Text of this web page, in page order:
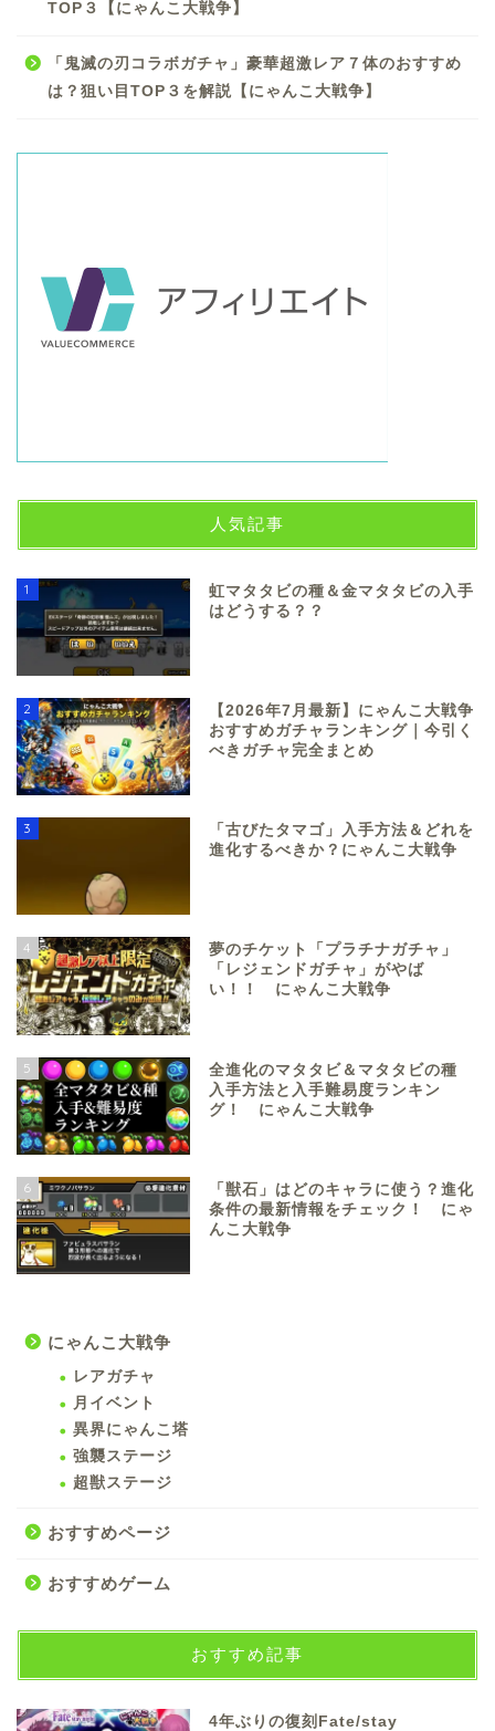
TOP３【にゃんこ大戦争】
「鬼滅の刃コラボガチャ」豪華超激レア７体のおすすめ
は？狙い目TOP３を解説【にゃんこ大戦争】
人気記事
1
虹マタタビの種＆金マタタビの入手
はどうする？？
2
【2026年7月最新】にゃんこ大戦争
おすすめガチャランキング｜今引く
べきガチャ完全まとめ
3
「古びたタマゴ」入手方法＆どれを
進化するべきか？にゃんこ大戦争
4
夢のチケット「プラチナガチャ」
「レジェンドガチャ」がやば
い！！ にゃんこ大戦争
5
全進化のマタタビ＆マタタビの種
入手方法と入手難易度ランキン
グ！ にゃんこ大戦争
6
「獣石」はどのキャラに使う？進化
条件の最新情報をチェック！ にゃ
んこ大戦争
にゃんこ大戦争
レアガチャ
月イベント
異界にゃんこ塔
強襲ステージ
超獣ステージ
おすすめページ
おすすめゲーム
おすすめ記事
4年ぶりの復刻Fate/stay